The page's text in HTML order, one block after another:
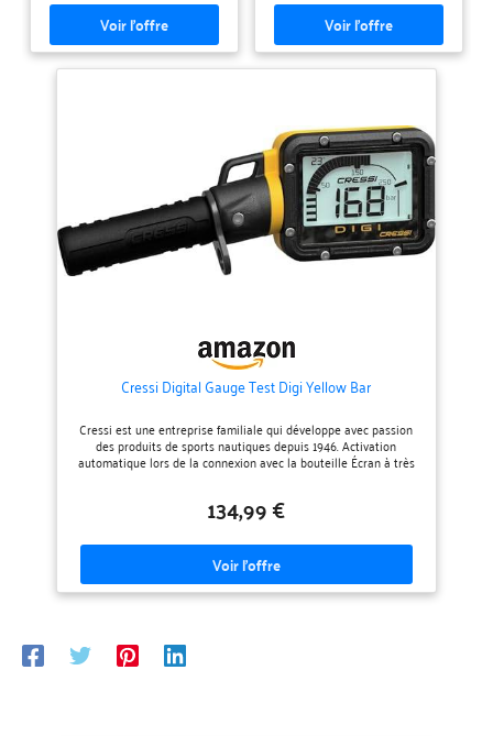
des boîtiers en laiton chromé
pour une durabilité maximale.
Conçu par Cressi, une entreprise
familiale qui développe avec
des boîtiers en laiton chromé
pour une durabilité maximale.
Conçu par Cressi, une entreprise
familiale qui développe avec
Cressi Digital Gauge Test Digi Yellow Bar
Cressi est une entreprise familiale qui développe avec passion
des produits de sports nautiques depuis 1946. Activation
automatique lors de la connexion avec la bouteille Écran à très
haut contraste Indicateur pression bouteille 0-300 bar Affichage
134,99 €